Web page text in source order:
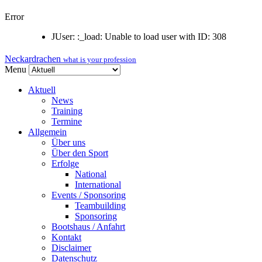
Error
JUser: :_load: Unable to load user with ID: 308
Neckardrachen what is your profession
Menu
Aktuell
News
Training
Termine
Allgemein
Über uns
Über den Sport
Erfolge
National
International
Events / Sponsoring
Teambuilding
Sponsoring
Bootshaus / Anfahrt
Kontakt
Disclaimer
Datenschutz